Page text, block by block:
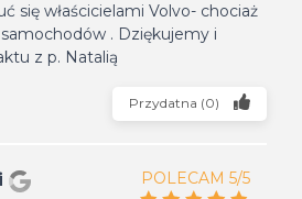
się właścicielami Volvo- chociaż
. Dziękujemy i
z p. Natalią
Przydatna (0)
POLECAM 5/5